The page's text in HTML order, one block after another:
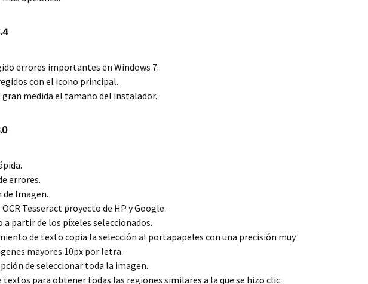
errores importantes en Windows 7.
con el icono principal.
gran medida el tamaño del instalador.
errores.
de Imagen.
Tesseract proyecto de HP y Google.
a partir de los píxeles seleccionados.
de texto copia la selección al portapapeles con una precisión muy
mayores 10px por letra.
de seleccionar toda la imagen.
textos para obtener todas las regiones similares a la que se hizo clic.